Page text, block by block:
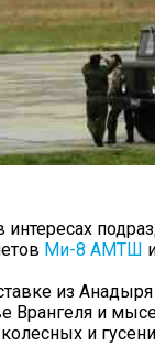
Ми-8 АМТШ
из
Врангеля и
колесных и